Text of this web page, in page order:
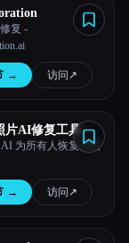
复 -
→ 访问 ↗︎
片AI修复工具
AI 为所有人恢复旧照
→ 访问 ↗︎